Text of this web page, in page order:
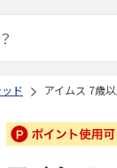
ド アイムス 7歳